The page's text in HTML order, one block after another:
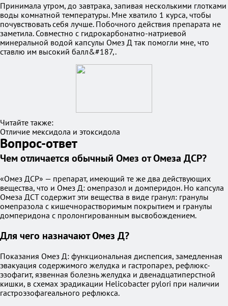
Принимала утром, до завтрака, запивая несколькими глотками
воды комнатной температуры. Мне хватило 1 курса, чтобы
почувствовать себя лучше. Побочного действия препарата не
заметила. Совместно с гидрокарбонатно-натриевой
минеральной водой капсулы Омез Д так помогли мне, что
ставлю им высокий балл&#187,.
Читайте также:
Отличие мексидола и этоксидола
Вопрос-ответ
Чем отличается обычный Омез от Омеза ДСР?
«Омез ДСР» — препарат, имеющий те же два действующих
вещества, что и Омез Д: омепразол и домперидон. Но капсула
Омеза ДСТ содержит эти вещества в виде гранул: гранулы
омепразола с кишечнорастворимым покрытием и гранулы
домперидона с пролонгированным высвобождением.
Для чего назначают Омез Д?
Показания Омез Д: функциональная диспепсия, замедленная
эвакуация содержимого желудка и гастропарез, рефлюкс-
эзофагит, язвенная болезнь желудка и двенадцатиперстной
кишки, в схемах эрадикации Helicobacter pylori при наличии
гастроэзофагеального рефлюкса.